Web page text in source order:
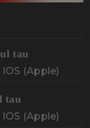
tau
(Apple)
tau
(Apple)